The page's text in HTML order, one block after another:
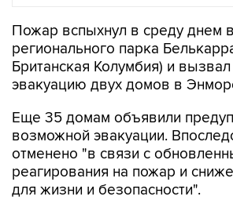
Пожар вспыхнул в среду днем
регионального парка
Британская Колумбия) и
эвакуацию двух домов в
Еще 35 домам объявили
возможной эвакуации.
отменено "в связи с
реагирования на пожар и
для жизни и безопасности".